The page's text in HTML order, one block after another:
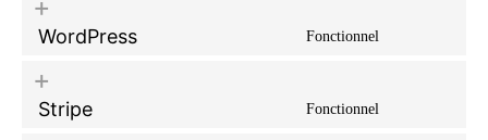
WordPress Fonctionnel
Stripe Fonctionnel